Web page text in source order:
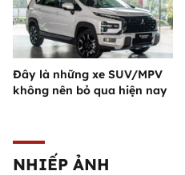
Đây là những xe SUV/MPV
không nên bỏ qua hiện nay
NHIẾP ẢNH